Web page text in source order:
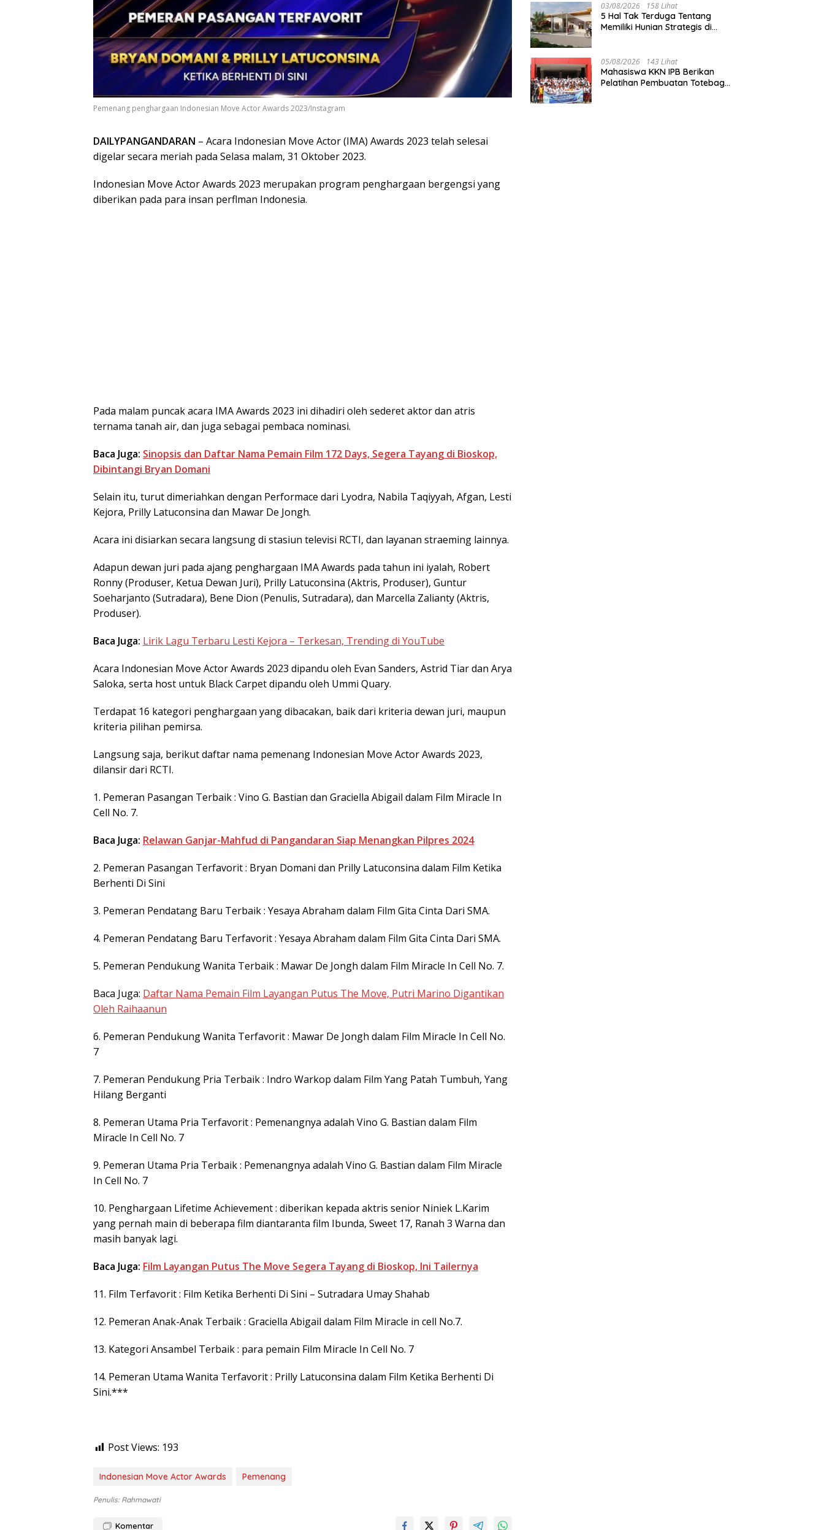
Pemenang penghargaan Indonesian Move Actor Awards 2023/Instagram
DAILYPANGANDARAN – Acara Indonesian Move Actor (IMA) Awards 2023 telah selesai
digelar secara meriah pada Selasa malam, 31 Oktober 2023.
Indonesian Move Actor Awards 2023 merupakan program penghargaan bergengsi yang
diberikan pada para insan perflman Indonesia.
Pada malam puncak acara IMA Awards 2023 ini dihadiri oleh sederet aktor dan atris
ternama tanah air, dan juga sebagai pembaca nominasi.
Baca Juga: Sinopsis dan Daftar Nama Pemain Film 172 Days, Segera Tayang di Bioskop,
Dibintangi Bryan Domani
Selain itu, turut dimeriahkan dengan Performace dari Lyodra, Nabila Taqiyyah, Afgan, Lesti
Kejora, Prilly Latuconsina dan Mawar De Jongh.
Acara ini disiarkan secara langsung di stasiun televisi RCTI, dan layanan straeming lainnya.
Adapun dewan juri pada ajang penghargaan IMA Awards pada tahun ini iyalah, Robert
Ronny (Produser, Ketua Dewan Juri), Prilly Latuconsina (Aktris, Produser), Guntur
Soeharjanto (Sutradara), Bene Dion (Penulis, Sutradara), dan Marcella Zalianty (Aktris,
Produser).
Baca Juga: Lirik Lagu Terbaru Lesti Kejora – Terkesan, Trending di YouTube
Acara Indonesian Move Actor Awards 2023 dipandu oleh Evan Sanders, Astrid Tiar dan Arya
Saloka, serta host untuk Black Carpet dipandu oleh Ummi Quary.
Terdapat 16 kategori penghargaan yang dibacakan, baik dari kriteria dewan juri, maupun
kriteria pilihan pemirsa.
Langsung saja, berikut daftar nama pemenang Indonesian Move Actor Awards 2023,
dilansir dari RCTI.
1. Pemeran Pasangan Terbaik : Vino G. Bastian dan Graciella Abigail dalam Film Miracle In
Cell No. 7.
Baca Juga: Relawan Ganjar-Mahfud di Pangandaran Siap Menangkan Pilpres 2024
2. Pemeran Pasangan Terfavorit : Bryan Domani dan Prilly Latuconsina dalam Film Ketika
Berhenti Di Sini
3. Pemeran Pendatang Baru Terbaik : Yesaya Abraham dalam Film Gita Cinta Dari SMA.
4. Pemeran Pendatang Baru Terfavorit : Yesaya Abraham dalam Film Gita Cinta Dari SMA.
5. Pemeran Pendukung Wanita Terbaik : Mawar De Jongh dalam Film Miracle In Cell No. 7.
Baca Juga: Daftar Nama Pemain Film Layangan Putus The Move, Putri Marino Digantikan
Oleh Raihaanun
6. Pemeran Pendukung Wanita Terfavorit : Mawar De Jongh dalam Film Miracle In Cell No.
7
7. Pemeran Pendukung Pria Terbaik : Indro Warkop dalam Film Yang Patah Tumbuh, Yang
Hilang Berganti
8. Pemeran Utama Pria Terfavorit : Pemenangnya adalah Vino G. Bastian dalam Film
Miracle In Cell No. 7
9. Pemeran Utama Pria Terbaik : Pemenangnya adalah Vino G. Bastian dalam Film Miracle
In Cell No. 7
10. Penghargaan Lifetime Achievement : diberikan kepada aktris senior Niniek L.Karim
yang pernah main di beberapa film diantaranta film Ibunda, Sweet 17, Ranah 3 Warna dan
masih banyak lagi.
Baca Juga: Film Layangan Putus The Move Segera Tayang di Bioskop, Ini Tailernya
11. Film Terfavorit : Film Ketika Berhenti Di Sini – Sutradara Umay Shahab
12. Pemeran Anak-Anak Terbaik : Graciella Abigail dalam Film Miracle in cell No.7.
13. Kategori Ansambel Terbaik : para pemain Film Miracle In Cell No. 7
14. Pemeran Utama Wanita Terfavorit : Prilly Latuconsina dalam Film Ketika Berhenti Di
Sini.***
Post Views: 193
Indonesian Move Actor Awards Pemenang
Penulis: Rahmawati
Komentar
03/08/2026 158 Lihat
5 Hal Tak Terduga Tentang
Memiliki Hunian Strategis di
05/08/2026 143 Lihat
Mahasiswa KKN IPB Berikan
Pelatihan Pembuatan Totebag